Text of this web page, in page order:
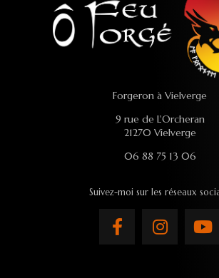
Forgeron à Vielverge
9 rue de L'Orcheran
21270 Vielverge
06 88 75 13 06
Suivez-moi sur les réseaux